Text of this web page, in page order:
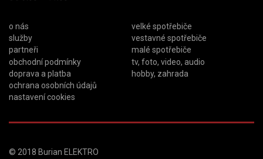
o nás
služby
partneři
obchodní podmínky
doprava a platba
ochrana osobních údajů
nastavení cookies
velké spotřebiče
vestavné spotřebiče
malé spotřebiče
tv, foto, video, audio
hobby, zahrada
© 2018 Burian ELEKTRO